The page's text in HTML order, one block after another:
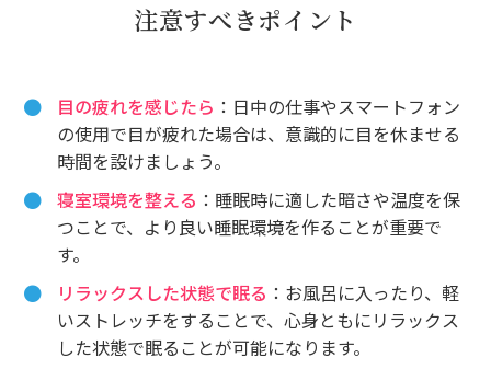
注意すべきポイント
目の疲れを感じたら ：日中の仕事やスマートフォン
の使用で目が疲れた場合は、意識的に目を休ませる
時間を設けましょう。
寝室環境を整える ：睡眠時に適した暗さや温度を保
つことで、より良い睡眠環境を作ることが重要で
す。
リラックスした状態で眠る ：お風呂に入ったり、軽
いストレッチをすることで、心身ともにリラックス
した状態で眠ることが可能になります。